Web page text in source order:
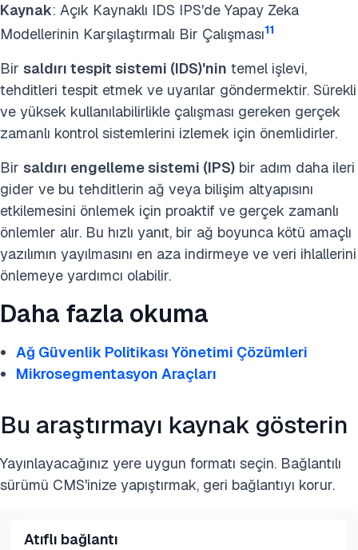
Kaynak: Açık Kaynaklı IDS IPS'de Yapay Zeka
Modellerinin Karşılaştırmalı Bir Çalışması11
Bir saldırı tespit sistemi (IDS)'nin temel işlevi,
tehditleri tespit etmek ve uyarılar göndermektir. Sürekli
ve yüksek kullanılabilirlikle çalışması gereken gerçek
zamanlı kontrol sistemlerini izlemek için önemlidirler.
Bir saldırı engelleme sistemi (IPS) bir adım daha ileri
gider ve bu tehditlerin ağ veya bilişim altyapısını
etkilemesini önlemek için proaktif ve gerçek zamanlı
önlemler alır. Bu hızlı yanıt, bir ağ boyunca kötü amaçlı
yazılımın yayılmasını en aza indirmeye ve veri ihlallerini
önlemeye yardımcı olabilir.
Daha fazla okuma
Ağ Güvenlik Politikası Yönetimi Çözümleri
Mikrosegmentasyon Araçları
Bu araştırmayı kaynak gösterin
Yayınlayacağınız yere uygun formatı seçin. Bağlantılı
sürümü CMS'inize yapıştırmak, geri bağlantıyı korur.
Atıflı bağlantı